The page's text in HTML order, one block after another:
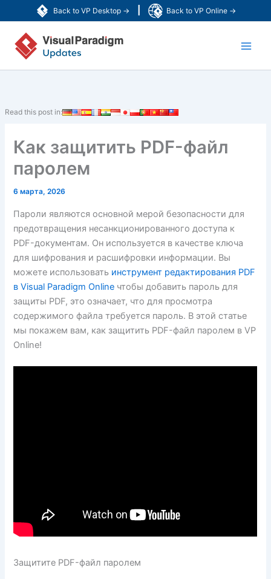
Back to VP Desktop → Back to VP Online →
к
содержимому
Read this post in:
Как защитить PDF-файл
паролем
6 марта, 2026
Пароли являются основной мерой безопасности для
предотвращения несанкционированного доступа к
PDF-документам. Он используется в качестве ключа
для шифрования и расшифровки информации. Вы
можете использовать инструмент редактирования PDF
в Visual Paradigm Online чтобы добавить пароль для
защиты PDF, это означает, что для просмотра
содержимого файла требуется пароль. В этой статье
мы покажем вам, как защитить PDF-файл паролем в VP
Online!
Защитите PDF-файл паролем